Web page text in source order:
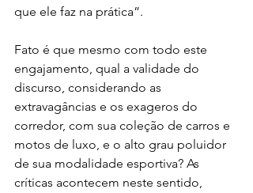
que ele faz na prática”.
Fato é que mesmo com todo este
engajamento, qual a validade do
discurso, considerando as
extravagâncias e os exageros do
corredor, com sua coleção de carros e
motos de luxo, e o alto grau poluidor
de sua modalidade esportiva? As
críticas acontecem neste sentido,